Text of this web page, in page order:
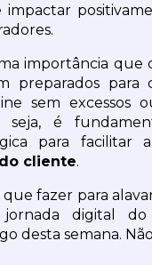
impactar
importância que
preparados para
sem excessos
seja, é
para facilitar a
cliente.
que fazer para
digital do
desta semana.